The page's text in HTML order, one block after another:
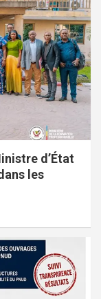
d’État
les